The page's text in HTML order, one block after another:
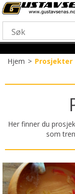
Hjem>Prosjekter
Her finner du
som